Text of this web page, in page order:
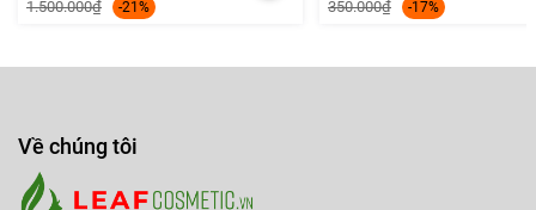
1.500.000₫ -21% 350.000₫ -17%
Về chúng tôi